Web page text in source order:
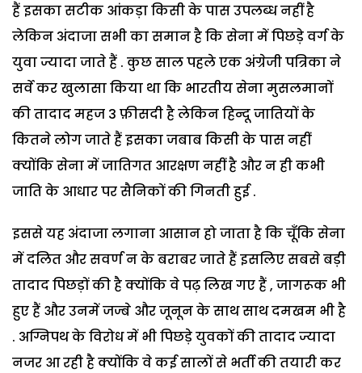
हैं इसका सटीक आंकड़ा किसी के पास उपलब्ध नहीं है
लेकिन अंदाजा सभी का समान है कि सेना में पिछड़े वर्ग के
युवा ज्यादा जाते हैं . कुछ साल पहले एक अंग्रेजी पत्रिका ने
सर्वे कर खुलासा किया था कि भारतीय सेना मुसलमानों
की तादाद महज 3 फ़ीसदी है लेकिन हिन्दू जातियों के
कितने लोग जाते हैं इसका जबाब किसी के पास नहीं
क्योंकि सेना में जातिगत आरक्षण नहीं है और न ही कभी
जाति के आधार पर सैनिकों की गिनती हुई .
इससे यह अंदाजा लगाना आसान हो जाता है कि चूँकि सेना
में दलित और सवर्ण न के बराबर जाते हैं इसलिए सबसे बड़ी
तादाद पिछड़ों की है क्योंकि वे पढ़ लिख गए हैं , जागरूक भी
हुए हैं और उनमें जज्बे और जूनून के साथ साथ दमखम भी है
. अग्निपथ के विरोध में भी पिछड़े युवकों की तादाद ज्यादा
नजर आ रही है क्योंकि वे कई सालों से भर्ती की तयारी कर